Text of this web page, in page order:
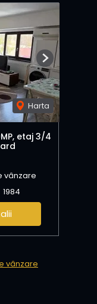
Harta
Next
etaj 3/4
vânzare
1984
vânzare